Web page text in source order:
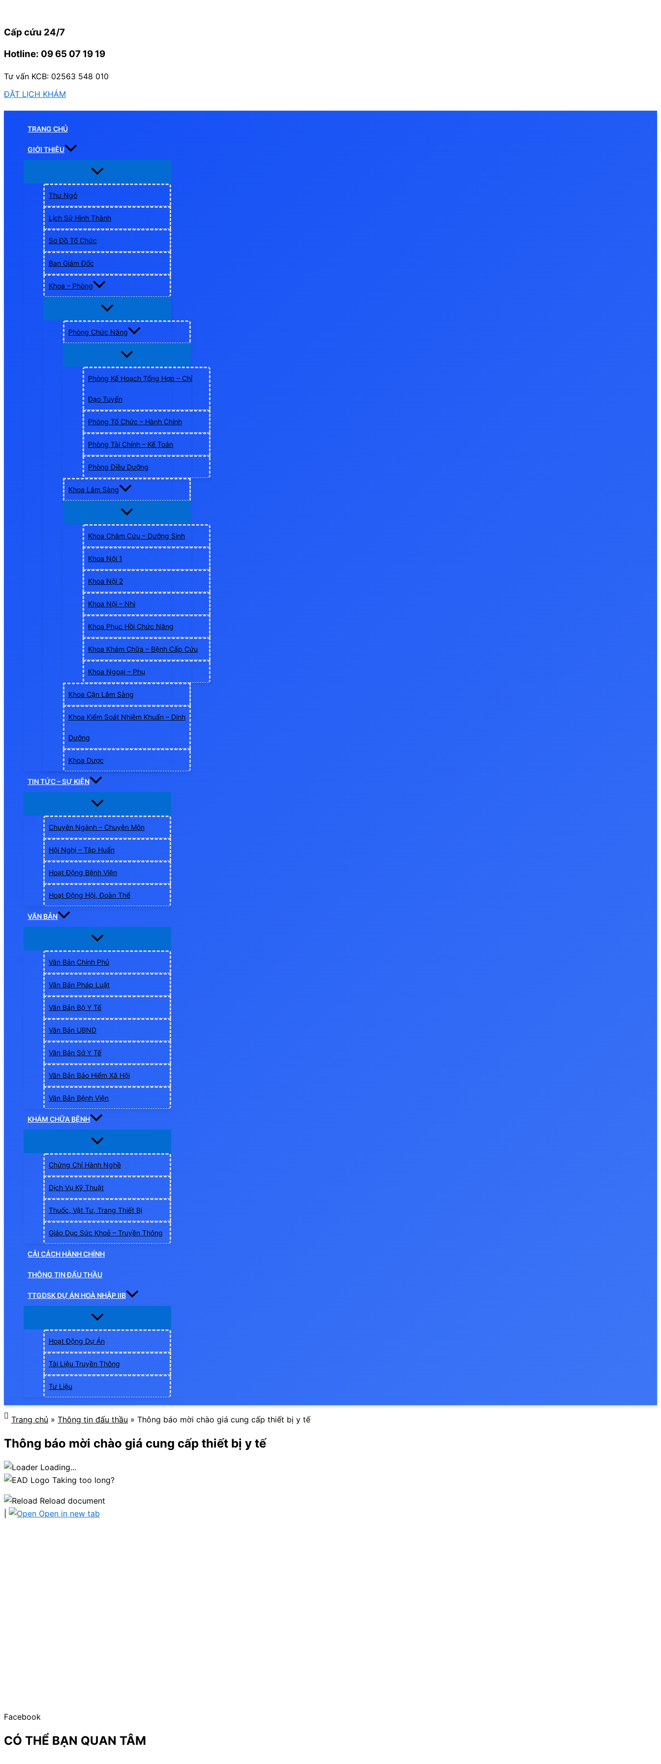
nội
Cấp cứu 24/7
Hotline: 09 65 07 19 19
Tư vấn KCB: 02563 548 010
ĐẶT LỊCH KHÁM
TRANG CHỦ
GIỚI THIỆU
Thư Ngỏ
Lịch Sử Hình Thành
Sơ Đồ Tổ Chức
Ban Giám Đốc
Khoa – Phòng
Phòng Chức Năng
Phòng Kế Hoạch Tổng Hợp – Chỉ
Đạo Tuyến
Phòng Tổ Chức – Hành Chính
Phòng Tài Chính – Kế Toán
Phòng Điều Dưỡng
Khoa Lâm Sàng
Khoa Châm Cứu – Dưỡng Sinh
Khoa Nội 1
Khoa Nội 2
Khoa Nội – Nhi
Khoa Phục Hồi Chức Năng
Khoa Khám Chữa – Bệnh Cấp Cứu
Khoa Ngoại – Phụ
Khoa Cận Lâm Sàng
Khoa Kiểm Soát Nhiễm Khuẩn – Dinh
Dưỡng
Khoa Dược
TIN TỨC – SỰ KIỆN
Chuyên Ngành – Chuyên Môn
Hội Nghị – Tập Huấn
Hoạt Động Bệnh Viện
Hoạt Động Hội, Đoàn Thể
VĂN BẢN
Văn Bản Chính Phủ
Văn Bản Pháp Luật
Văn Bản Bộ Y Tế
Văn Bản UBND
Văn Bản Sở Y Tế
Văn Bản Bảo Hiểm Xã Hội
Văn Bản Bệnh Viện
KHÁM CHỮA BỆNH
Chứng Chỉ Hành Nghề
Dịch Vụ Kỹ Thuật
Thuốc, Vật Tư, Trang Thiết Bị
Giáo Dục Sức Khoẻ – Truyền Thông
CẢI CÁCH HÀNH CHÍNH
THÔNG TIN ĐẤU THẦU
TTGDSK DỰ ÁN HOÀ NHẬP IIB
Hoạt Động Dự Án
Tài Liệu Truyền Thông
Tư Liệu
Trang chủ » Thông tin đấu thầu » Thông báo mời chào giá cung cấp thiết bị y tế
Thông báo mời chào giá cung cấp thiết bị y tế
Loading...
Taking too long?
Reload document
Open in new tab
Facebook
CÓ THỂ BẠN QUAN TÂM